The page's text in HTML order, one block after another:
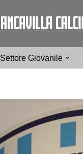
Settore Giovanile